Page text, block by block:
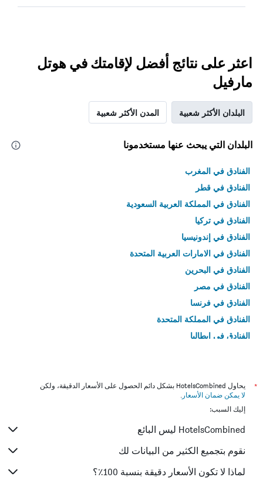
اعثر على نتائج أفضل لإقامتك في هوتل
مارفيل
البلدان الأكثر شعبية المدن الأكثر شعبية
البلدان التي يبحث عنها مستخدمونا
الفنادق في المغرب
الفنادق في قطر
الفنادق في المملكة العربية السعودية
الفنادق في تركيا
الفنادق في إندونيسيا
الفنادق في الامارات العربية المتحدة
الفنادق في البحرين
الفنادق في مصر
الفنادق في فرنسا
الفنادق في المملكة المتحدة
الفنادق في إيطاليا
*
يحاول HotelsCombined بشكل دائم الحصول على الأسعار الدقيقة، ولكن
لا يمكن ضمان الأسعار .
إليك السبب:
HotelsCombined ليس البائع
نقوم بتجميع الكثير من البيانات لك
لماذا لا تكون الأسعار دقيقة بنسبة 100٪؟